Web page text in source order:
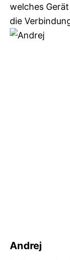
welches
die
Andrej